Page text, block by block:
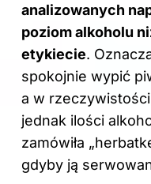
analizowanych
poziom alkoholu
etykiecie.
spokojnie wypić
a w
jednak ilości
zamówiła
gdyby ją